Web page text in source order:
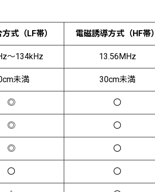
式（LF帯） 電磁誘導方式（HF帯）
～134kHz 13.56MHz
未満 30cm未満
◎ 〇
◎ 〇
◎ 〇
〇 〇